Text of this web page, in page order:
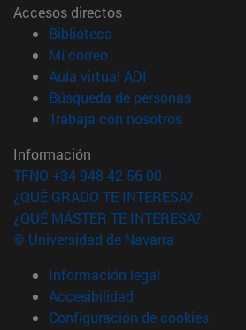
Accesos directos
Biblioteca
Mi correo(abre en nueva
Aula virtual ADI
Búsqueda de personas(abre en
Trabaja con nosotros(abre en
Información
TFNO +34 948 42 56 00
¿QUÉ GRADO TE INTERESA?
¿QUÉ MÁSTER TE INTERESA?
© Universidad de Navarra
Información legal
Accesibilidad
Configuración de cookies